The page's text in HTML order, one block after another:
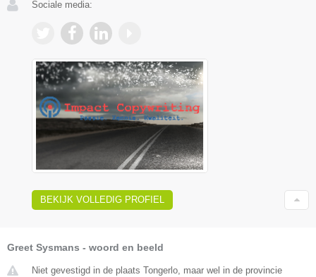
Sociale media:
BEKIJK VOLLEDIG PROFIEL
Greet Sysmans - woord en beeld
Niet gevestigd in de plaats Tongerlo, maar wel in de provincie